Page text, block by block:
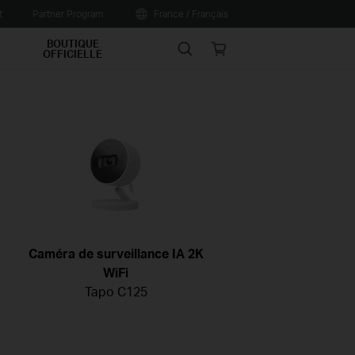
BOUTIQUE
OFFICIELLE Search
Online
Caméra de surveillance IA 2K
WiFi
Tapo C125